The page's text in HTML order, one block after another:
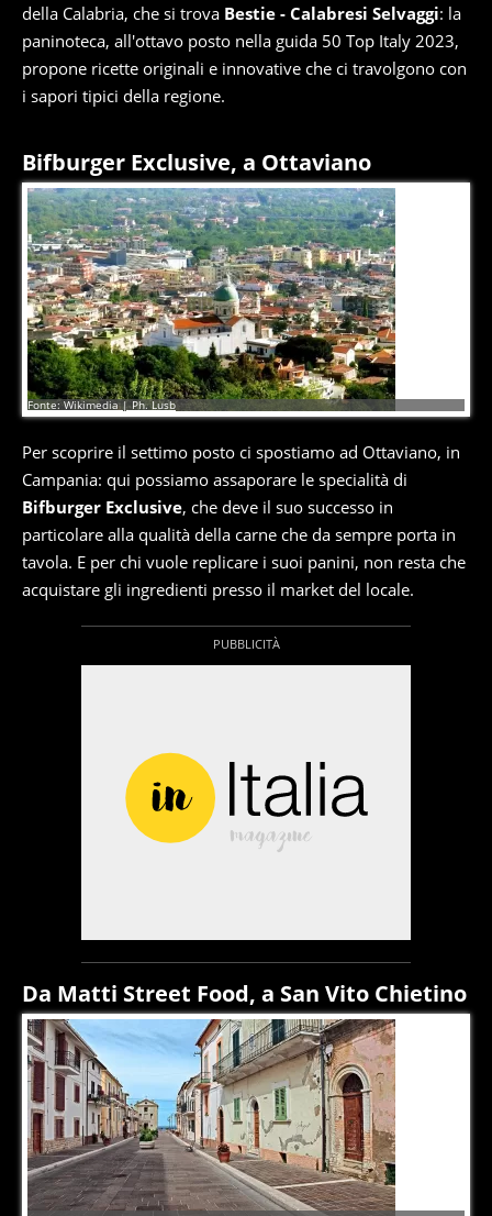
della Calabria, che si trova Bestie - Calabresi Selvaggi: la
paninoteca, all'ottavo posto nella guida 50 Top Italy 2023,
propone ricette originali e innovative che ci travolgono con
i sapori tipici della regione.
Bifburger Exclusive, a Ottaviano
Fonte: Wikimedia | Ph. Lusb
Per scoprire il settimo posto ci spostiamo ad Ottaviano, in
Campania: qui possiamo assaporare le specialità di
Bifburger Exclusive, che deve il suo successo in
particolare alla qualità della carne che da sempre porta in
tavola. E per chi vuole replicare i suoi panini, non resta che
acquistare gli ingredienti presso il market del locale.
Da Matti Street Food, a San Vito Chietino